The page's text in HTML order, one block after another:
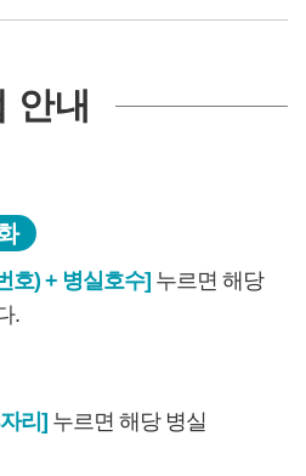
안내
호) + 병실호수] 누르면 해당
.
리] 누르면 해당 병실